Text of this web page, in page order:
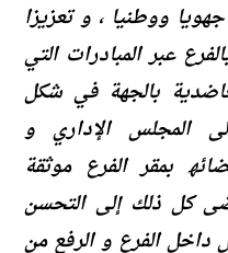
ووطنیا ، و تعزیزا
عبر المبادرات التي
بالجھة في شكل
المجلس الإداري و
بمقر الفرع موثقة
كل ذلك إلى التحسن
داخل الفرع و الرفع من